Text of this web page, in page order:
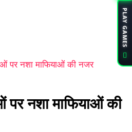
नशा माफियाओं की
PLAY GAMES